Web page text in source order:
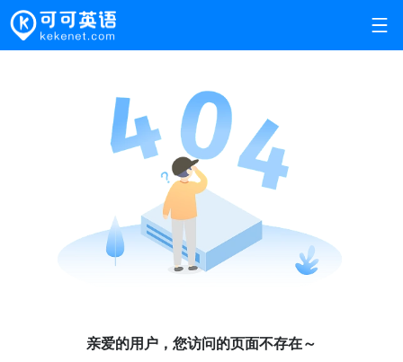
亲爱的用户，您访问的页面不存在～